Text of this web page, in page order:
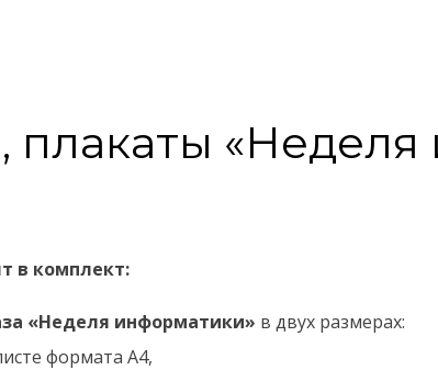
плакаты
в комплект:
«Неделя информатики» в двух размерах:
формата А4,